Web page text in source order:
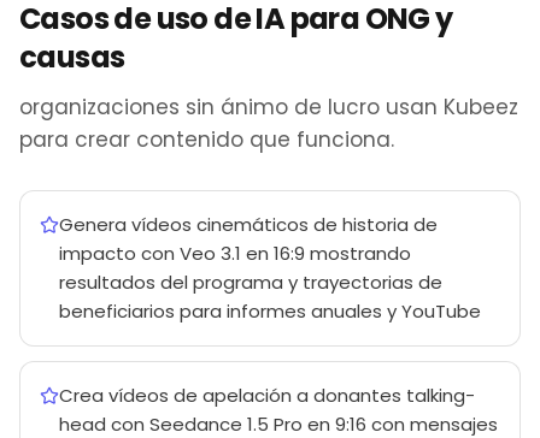
Casos de uso de IA para ONG y
causas
organizaciones sin ánimo de lucro usan Kubeez
para crear contenido que funciona.
Genera vídeos cinemáticos de historia de
impacto con Veo 3.1 en 16:9 mostrando
resultados del programa y trayectorias de
beneficiarios para informes anuales y YouTube
Crea vídeos de apelación a donantes talking-
head con Seedance 1.5 Pro en 9:16 con mensajes